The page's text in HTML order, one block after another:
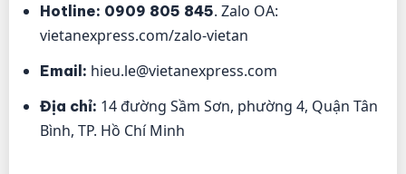
Hotline: 0909 805 845. Zalo OA:
vietanexpress.com/zalo-vietan
Email: hieu.le@vietanexpress.com
Địa chỉ: 14 đường Sầm Sơn, phường 4, Quận Tân
Bình, TP. Hồ Chí Minh